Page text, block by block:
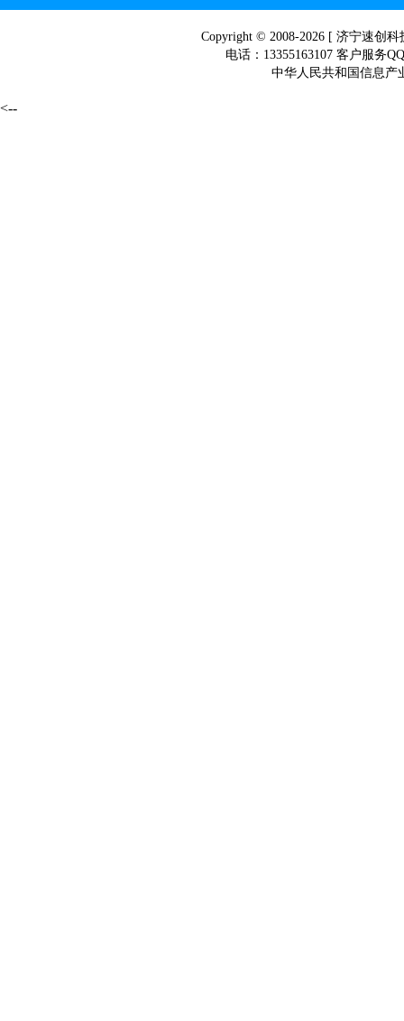
Copyright © 2008-2026 [ 济宁速创科
电话：13355163107 客户服务
中华人民共和国信息产
<--